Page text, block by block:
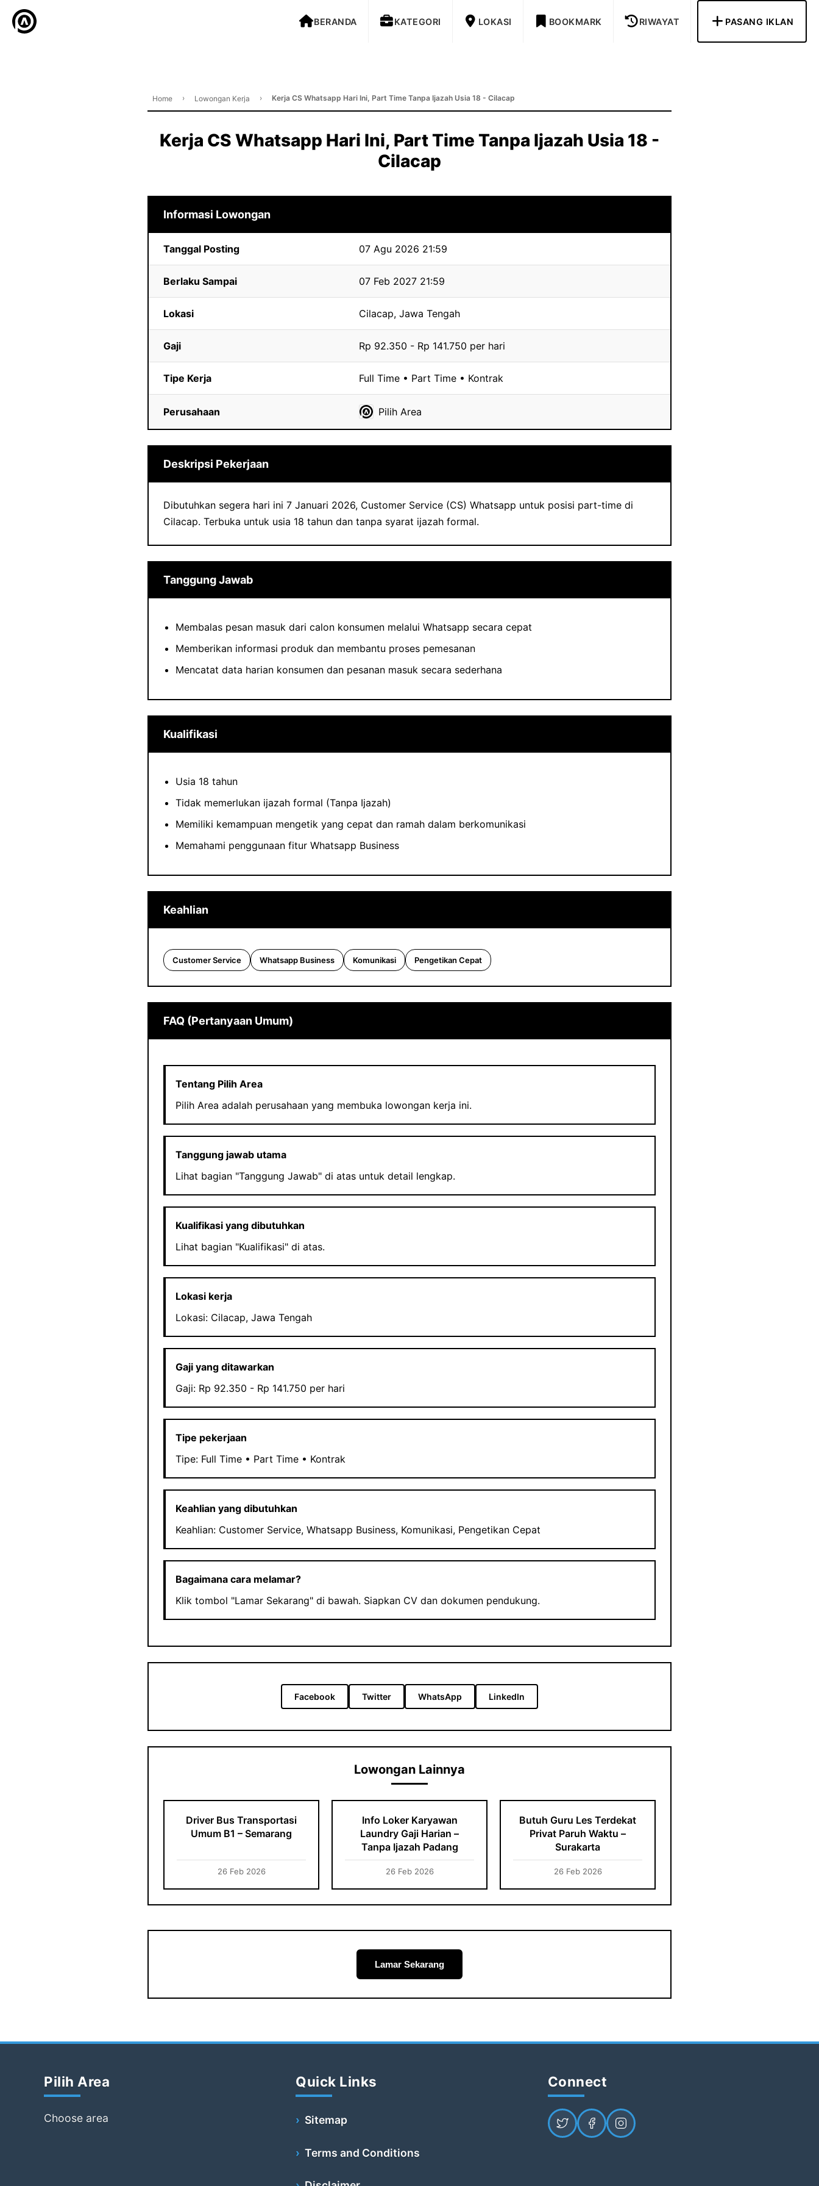
BERANDA KATEGORI LOKASI BOOKMARK RIWAYAT PASANG IKLAN
Home › Lowongan Kerja › Kerja CS Whatsapp Hari Ini, Part Time Tanpa Ijazah Usia 18 - Cilacap
Kerja CS Whatsapp Hari Ini, Part Time Tanpa Ijazah Usia 18 -
Cilacap
Informasi Lowongan
Tanggal Posting 07 Agu 2026 21:59
Berlaku Sampai 07 Feb 2027 21:59
Lokasi Cilacap, Jawa Tengah
Gaji Rp 92.350 - Rp 141.750 per hari
Tipe Kerja Full Time • Part Time • Kontrak
Perusahaan Pilih Area
Deskripsi Pekerjaan
Dibutuhkan segera hari ini 7 Januari 2026, Customer Service (CS) Whatsapp untuk posisi part-time di
Cilacap. Terbuka untuk usia 18 tahun dan tanpa syarat ijazah formal.
Tanggung Jawab
Membalas pesan masuk dari calon konsumen melalui Whatsapp secara cepat
Memberikan informasi produk dan membantu proses pemesanan
Mencatat data harian konsumen dan pesanan masuk secara sederhana
Kualifikasi
Usia 18 tahun
Tidak memerlukan ijazah formal (Tanpa Ijazah)
Memiliki kemampuan mengetik yang cepat dan ramah dalam berkomunikasi
Memahami penggunaan fitur Whatsapp Business
Keahlian
Customer Service Whatsapp Business Komunikasi Pengetikan Cepat
FAQ (Pertanyaan Umum)
Tentang Pilih Area
Pilih Area adalah perusahaan yang membuka lowongan kerja ini.
Tanggung jawab utama
Lihat bagian "Tanggung Jawab" di atas untuk detail lengkap.
Kualifikasi yang dibutuhkan
Lihat bagian "Kualifikasi" di atas.
Lokasi kerja
Lokasi: Cilacap, Jawa Tengah
Gaji yang ditawarkan
Gaji: Rp 92.350 - Rp 141.750 per hari
Tipe pekerjaan
Tipe: Full Time • Part Time • Kontrak
Keahlian yang dibutuhkan
Keahlian: Customer Service, Whatsapp Business, Komunikasi, Pengetikan Cepat
Bagaimana cara melamar?
Klik tombol "Lamar Sekarang" di bawah. Siapkan CV dan dokumen pendukung.
Facebook Twitter WhatsApp LinkedIn
Lowongan Lainnya
Driver Bus Transportasi
Umum B1 – Semarang
26 Feb 2026
Info Loker Karyawan
Laundry Gaji Harian –
Tanpa Ijazah Padang
26 Feb 2026
Butuh Guru Les Terdekat
Privat Paruh Waktu –
Surakarta
26 Feb 2026
Lamar Sekarang
Pilih Area
Choose area
Quick Links
Sitemap
Terms and Conditions
Connect